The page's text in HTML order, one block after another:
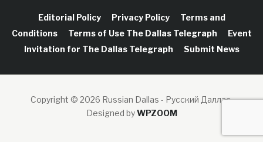
Editorial Policy Privacy Policy
Terms and
Conditions
Terms of Use The Dallas Telegraph
Event
Invitation for The Dallas Telegraph
Submit News
Copyright © 2026 Russian Dallas - Русский Даллас.
Designed byWPZOOM